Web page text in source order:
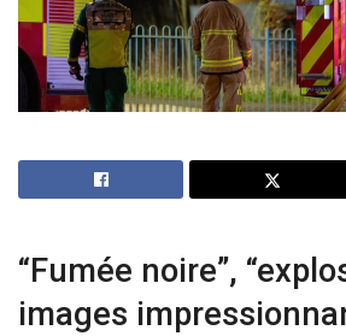
“Fumée noire”,
images